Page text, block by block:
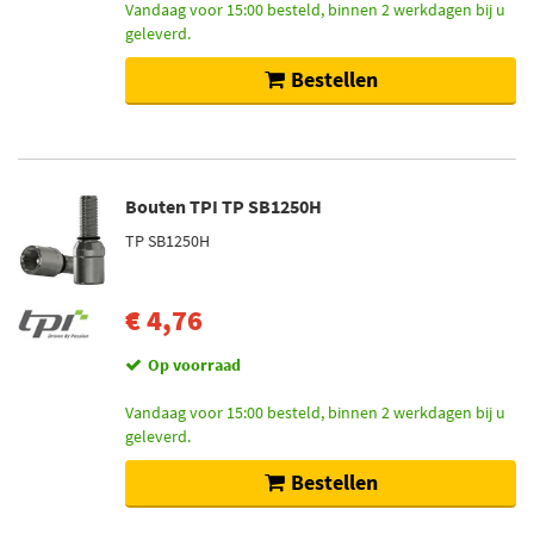
Vandaag voor 15:00 besteld, binnen 2 werkdagen bij u
geleverd.
Bestellen
Bouten TPI TP SB1250H
TP SB1250H
€ 4,76
Op voorraad
Vandaag voor 15:00 besteld, binnen 2 werkdagen bij u
geleverd.
Bestellen